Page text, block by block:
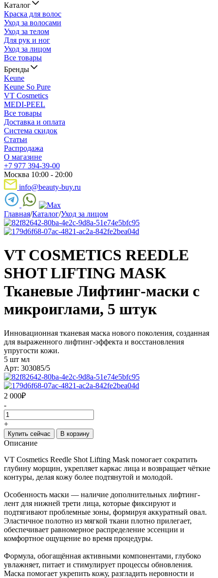
Каталог
Краска для волос
Уход за волосами
Уход за телом
Для рук и ног
Уход за лицом
Все товары
Бренды
Keune
Keune So Pure
VT Cosmetics
MEDI-PEEL
Все товары
Доставка и оплата
Система скидок
Статьи
Распродажа
О магазине
+7 977 394-39-00
Москва 10:00 - 20:00
info@beauty-buy.ru
Главная/Каталог/Уход за лицом
VT COSMETICS REEDLE
SHOT LIFTING MASK
Тканевые Лифтинг-маски с
микроиглами, 5 штук
Инновационная тканевая маска нового поколения, созданная
для выраженного лифтинг-эффекта и восстановления
упругости кожи.
5 шт мл
Арт: 303085/5
2 000₽
-
+
Купить сейчас В корзину
Описание
VT Cosmetics Reedle Shot Lifting Mask помогает сократить
глубину морщин, укрепляет каркас лица и возвращает чёткие
контуры, делая кожу более подтянутой и молодой.
Особенность маски — наличие дополнительных лифтинг-
лент для нижней трети лица, которые фиксируют и
подтягивают проблемные зоны, формируя аккуратный овал.
Эластичное полотно из мягкой ткани плотно прилегает,
обеспечивает равномерное распределение эссенции и
комфортное ощущение во время процедуры.
Формула, обогащённая активными компонентами, глубоко
увлажняет, питает и стимулирует процессы обновления.
Маска помогает укрепить кожу, разгладить неровности и